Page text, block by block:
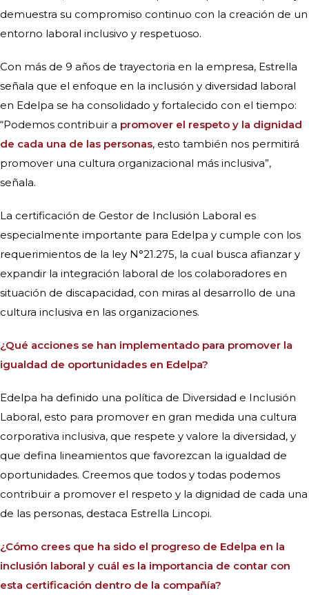
demuestra su compromiso continuo con la creación de un
entorno laboral inclusivo y respetuoso.
Con más de 9 años de trayectoria en la empresa, Estrella
señala que el enfoque en la inclusión y diversidad laboral
en Edelpa se ha consolidado y fortalecido con el tiempo:
“Podemos contribuir a promover el respeto y la dignidad
de cada una de las personas, esto también nos permitirá
promover una cultura organizacional más inclusiva”,
señala.
La certificación de Gestor de Inclusión Laboral es
especialmente importante para Edelpa y cumple con los
requerimientos de la ley N°21.275, la cual busca afianzar y
expandir la integración laboral de los colaboradores en
situación de discapacidad, con miras al desarrollo de una
cultura inclusiva en las organizaciones.
¿Qué acciones se han implementado para promover la
igualdad de oportunidades en Edelpa?
Edelpa ha definido una política de Diversidad e Inclusión
Laboral, esto para promover en gran medida una cultura
corporativa inclusiva, que respete y valore la diversidad, y
que defina lineamientos que favorezcan la igualdad de
oportunidades. Creemos que todos y todas podemos
contribuir a promover el respeto y la dignidad de cada una
de las personas, destaca Estrella Lincopi.
¿Cómo crees que ha sido el progreso de Edelpa en la
inclusión laboral y cuál es la importancia de contar con
esta certificación dentro de la compañía?